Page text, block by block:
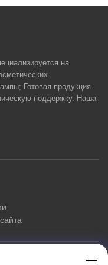
на
Готовая продукция
поддержку. Наша